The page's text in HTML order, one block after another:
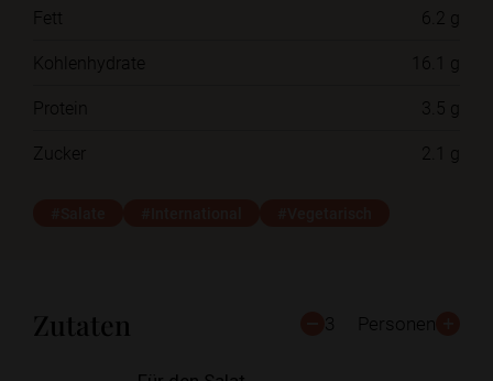
Fett
6.2 g
Kohlenhydrate
16.1 g
Protein
3.5 g
Zucker
2.1 g
Zutaten 3 Personen